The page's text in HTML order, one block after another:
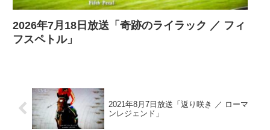
2026年7月18日放送「奇跡のライラック ／ フィ
フスペトル」
2021年8月7日放送「返り咲き ／ ローマ
ンレジェンド」